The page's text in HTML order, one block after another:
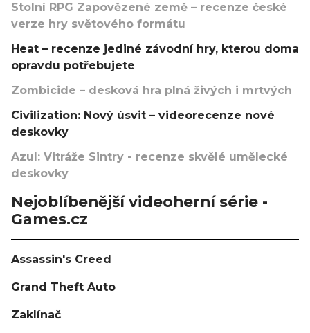
Stolní RPG Zapovězené země – recenze české
verze hry světového formátu
Heat – recenze jediné závodní hry, kterou doma
opravdu potřebujete
Zombicide – desková hra plná živých i mrtvých
Civilization: Nový úsvit – videorecenze nové
deskovky
Azul: Vitráže Sintry - recenze skvělé umělecké
deskovky
Nejoblíbenější videoherní série -
Games.cz
Assassin's Creed
Grand Theft Auto
Zaklínač